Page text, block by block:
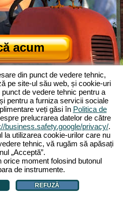
acum
din spatele jocului de browser|
|Declarație de confidențialitate|
Farm 2 App|Google Play
|Gestionarea cookie-urilor
din punct de vedere tehnic,
pe site-ul său web, și cookie-uri
de vedere tehnic pentru a
pentru a furniza servicii sociale
veți găsi în Politica de
prelucrarea datelor de către
business.safety.google/privacy/.
la utilizarea cookie-urilor care nu
tehnic, vă rugăm să apăsați
„Acceptă”.
moment folosind butonul
de instrumente.
REFUZĂ